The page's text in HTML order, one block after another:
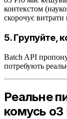
контекстом
скорочує витрати
5. Групуйте,
Batch API
потребують
Реальне
комусь o3